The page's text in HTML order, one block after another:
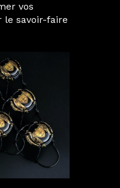
vos
le savoir-faire